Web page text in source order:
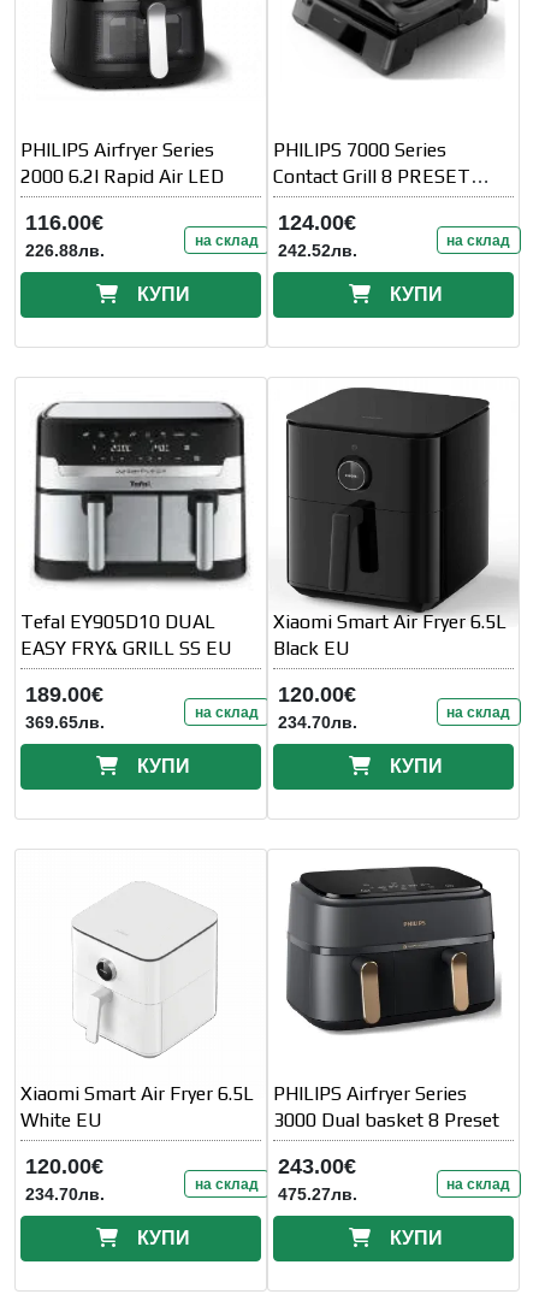
PHILIPS Airfryer Series
2000 6.2l Rapid Air LED
116.00€
226.88лв. на склад
КУПИ
PHILIPS 7000 Series
Contact Grill 8 PRESET
FUNCTIONS
124.00€
242.52лв. на склад
КУПИ
Tefal EY905D10 DUAL
EASY FRY& GRILL SS EU
189.00€
369.65лв. на склад
КУПИ
Xiaomi Smart Air Fryer 6.5L
Black EU
120.00€
234.70лв. на склад
КУПИ
Xiaomi Smart Air Fryer 6.5L
White EU
120.00€
234.70лв. на склад
КУПИ
PHILIPS Airfryer Series
3000 Dual basket 8 Preset
243.00€
475.27лв. на склад
КУПИ